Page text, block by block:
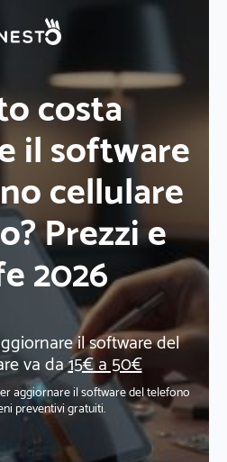
costa
il software
cellulare
Prezzi e
2026
il software del
va da15€ a 50€
aggiornare il software del telefono
preventivi gratuiti.